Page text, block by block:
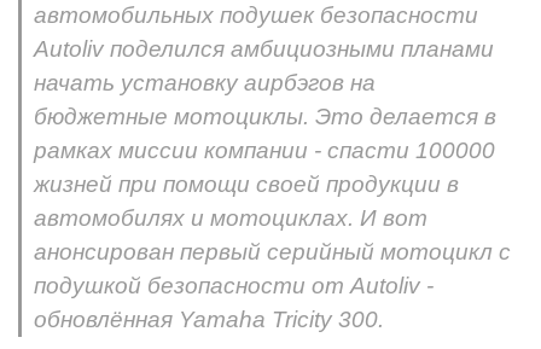
автомобильных подушек безопасности
Autoliv поделился амбициозными планами
начать установку аирбэгов на
бюджетные мотоциклы. Это делается в
рамках миссии компании - спасти 100000
жизней при помощи своей продукции в
автомобилях и мотоциклах. И вот
анонсирован первый серийный мотоцикл с
подушкой безопасности от Autoliv -
обновлённая Yamaha Tricity 300.